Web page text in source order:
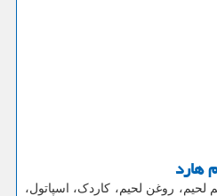
هارد
لحیم، روغن لحیم، کاردک، اسپاتول،